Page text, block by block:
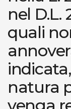
nel D.L.
quali
natura